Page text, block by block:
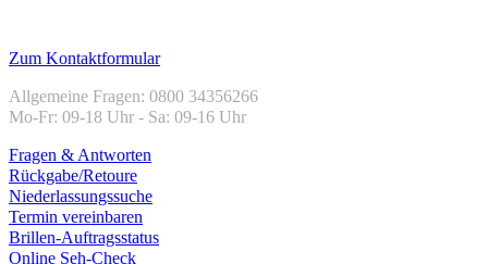
Zum Kontaktformular
Allgemeine Fragen: 0800 34356266
Mo-Fr: 09-18 Uhr - Sa: 09-16 Uhr
Fragen & Antworten
Rückgabe/Retoure
Niederlassungssuche
Termin vereinbaren
Brillen-Auftragsstatus
Online Seh-Check